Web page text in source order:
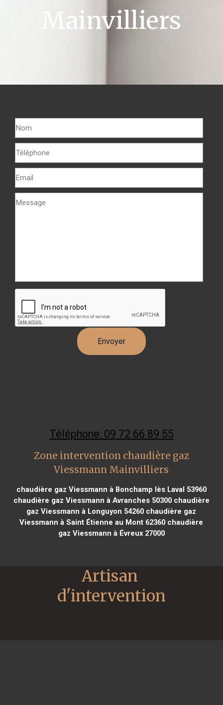
Mainvilliers
Téléphone: 09 72 66 89 55
Zone intervention chaudière gaz
Viessmann Mainvilliers
chaudière gaz Viessmann à Bonchamp lès Laval 53960
chaudière gaz Viessmann à Avranches 50300chaudière
gaz Viessmann à Longuyon 54260 chaudière gaz
Viessmann à Saint Étienne au Mont 62360 chaudière
gaz Viessmann à Évreux 27000
Artisan
d'intervention